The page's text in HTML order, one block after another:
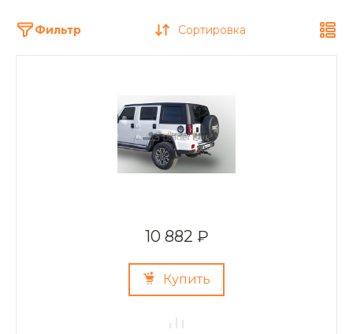
Фильтр Сортировка
10 882 ₽
Купить